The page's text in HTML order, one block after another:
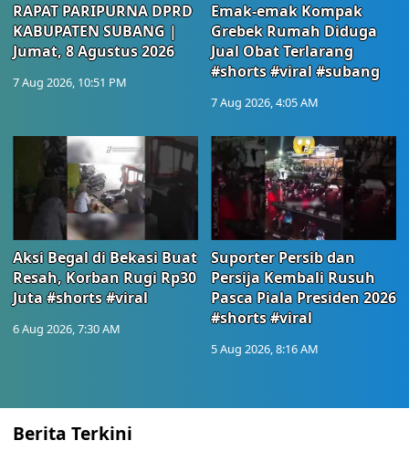
RAPAT PARIPURNA DPRD
KABUPATEN SUBANG |
Jumat, 8 Agustus 2026
7 Aug 2026, 10:51 PM
Emak-emak Kompak
Grebek Rumah Diduga
Jual Obat Terlarang
#shorts #viral #subang
7 Aug 2026, 4:05 AM
Aksi Begal di Bekasi Buat
Resah, Korban Rugi Rp30
Juta #shorts #viral
6 Aug 2026, 7:30 AM
Suporter Persib dan
Persija Kembali Rusuh
Pasca Piala Presiden 2026
#shorts #viral
5 Aug 2026, 8:16 AM
Berita Terkini